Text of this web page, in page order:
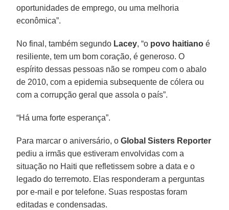
oportunidades de emprego, ou uma melhoria
econômica”.
No final, também segundo Lacey, “o povo haitiano é
resiliente, tem um bom coração, é generoso. O
espírito dessas pessoas não se rompeu com o abalo
de 2010, com a epidemia subsequente de cólera ou
com a corrupção geral que assola o país”.
“Há uma forte esperança”.
Para marcar o aniversário, o Global Sisters Reporter
pediu a irmãs que estiveram envolvidas com a
situação no Haiti que refletissem sobre a data e o
legado do terremoto. Elas responderam a perguntas
por e-mail e por telefone. Suas respostas foram
editadas e condensadas.